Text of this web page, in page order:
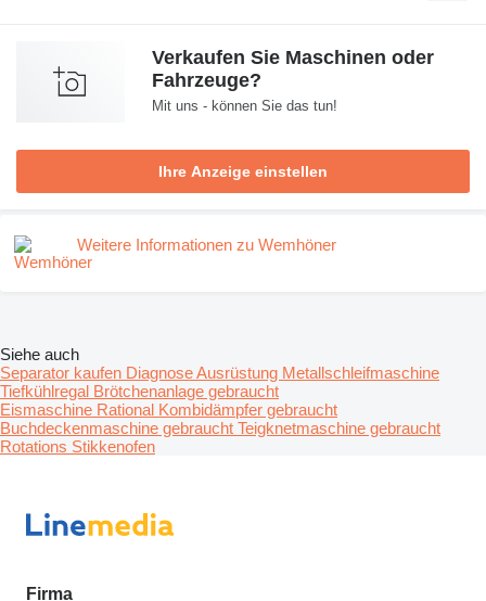
Verkaufen Sie Maschinen oder
Fahrzeuge?
Mit uns - können Sie das tun!
Ihre Anzeige einstellen
Weitere Informationen zu Wemhöner
Siehe auch
Separator kaufen Diagnose Ausrüstung Metallschleifmaschine
Tiefkühlregal Brötchenanlage gebraucht
Eismaschine Rational Kombidämpfer gebraucht
Buchdeckenmaschine gebraucht Teigknetmaschine gebraucht
Rotations Stikkenofen
Firma